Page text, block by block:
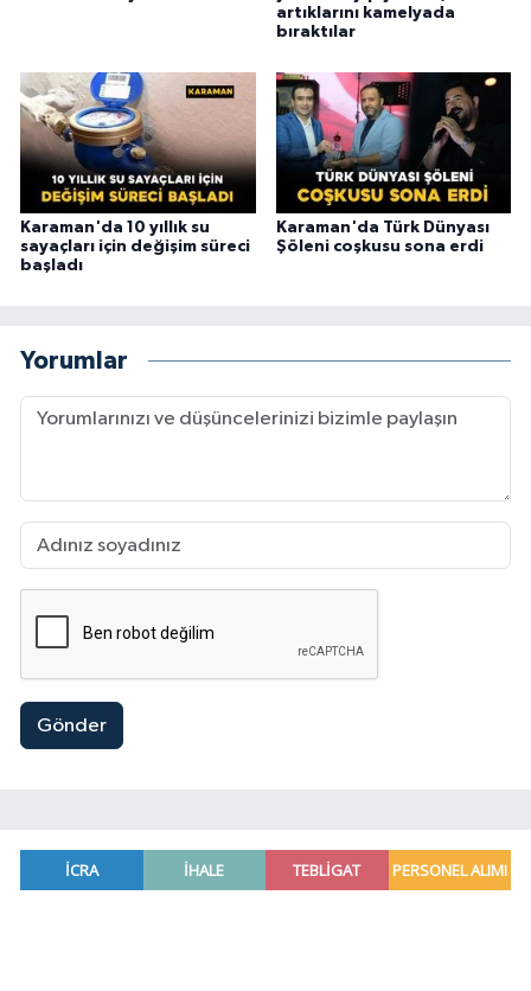
artıklarını kamelyada
bıraktılar
Karaman'da 10 yıllık su
sayaçları için değişim süreci
başladı
Karaman'da Türk Dünyası
Şöleni coşkusu sona erdi
Yorumlar
Gönder